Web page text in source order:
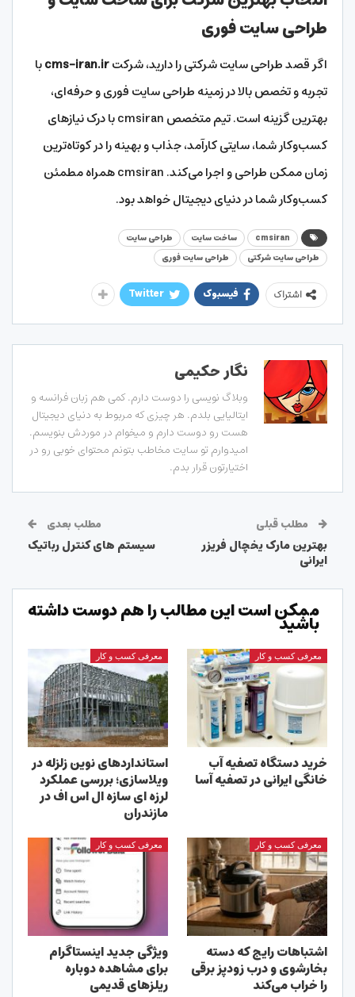
طراحی سایت فوری
اگر قصد طراحی سایت شرکتی را دارید، شرکتcms-iran.irبا
تجربه و تخصص بالا در زمینه طراحی سایت فوری و حرفه‌ای،
بهترین گزینه است. تیم متخصص cmsiran با درک نیازهای
کسب‌وکار شما، سایتی کارآمد، جذاب و بهینه را در کوتاه‌ترین
زمان ممکن طراحی و اجرا می‌کند. cmsiran همراه مطمئن
کسب‌وکار شما در دنیای دیجیتال خواهد بود.
cmsiran ساخت سایت
طراحی سایت
طراحی سایت شرکتی
طراحی سایت فوری
اشتراک فیسبوک Twitter
نگار حکیمی
وبلاگ نویسی را دوست دارم. کمی هم زبان فرانسه و
ایتالیایی بلدم. هر چیزی که مربوط به دنیای دیجیتال
هست رو دوست دارم و میخوام در موردش بنویسم.
امیدوارم تو سایت مخاطب بتونم محتوای خوبی رو در
اختیارتون قرار بدم.
مطلب قبلی
بهترین مارک یخچال فریزر
ایرانی
مطلب بعدی
سیستم های کنترل رباتیک
ممکن است این مطالب را هم دوست داشته
باشید
معرفی کسب و کار
خرید دستگاه تصفیه آب
خانگی ایرانی در تصفیه آسا
معرفی کسب و کار
استانداردهای نوین زلزله در
ویلاسازی؛ بررسی عملکرد
لرزه ای سازه ال اس اف در
مازندران
معرفی کسب و کار
اشتباهات رایج که دسته
بخارشوی و درب زودپز برقی
را خراب می‌کند
معرفی کسب و کار
ویژگی جدید اینستاگرام
برای مشاهده دوباره
ریلزهای قدیمی